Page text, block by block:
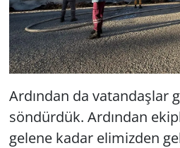
Ardından da vatandaşlar
söndürdük. Ardından
gelene kadar elimizden